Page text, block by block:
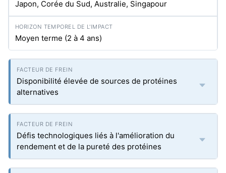
Japon, Corée du Sud, Australie, Singapour
Moyen terme (2 à 4 ans)
Disponibilité élevée de sources de protéines
alternatives
Défis technologiques liés à l'amélioration du
rendement et de la pureté des protéines